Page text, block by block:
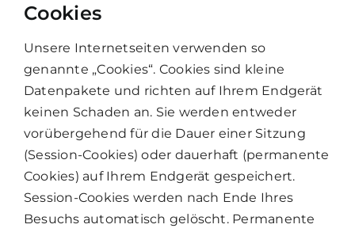
Cookies
Unsere Internetseiten verwenden so
genannte „Cookies“. Cookies sind kleine
Datenpakete und richten auf Ihrem Endgerät
keinen Schaden an. Sie werden entweder
vorübergehend für die Dauer einer Sitzung
(Session-Cookies) oder dauerhaft (permanente
Cookies) auf Ihrem Endgerät gespeichert.
Session-Cookies werden nach Ende Ihres
Besuchs automatisch gelöscht. Permanente